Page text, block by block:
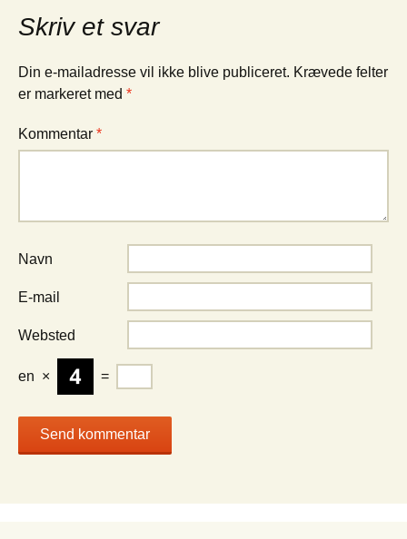
Skriv et svar
Din e-mailadresse vil ikke blive publiceret. Krævede felter
er markeret med *
Kommentar *
Navn
E-mail
Websted
en × =